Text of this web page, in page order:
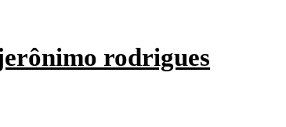
rodrigues